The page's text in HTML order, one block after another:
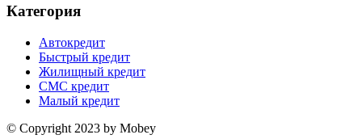
Категория
Автокредит
Быстрый кредит
Жилищный кредит
СМС кредит
Малый кредит
© Copyright 2023 by Mobey